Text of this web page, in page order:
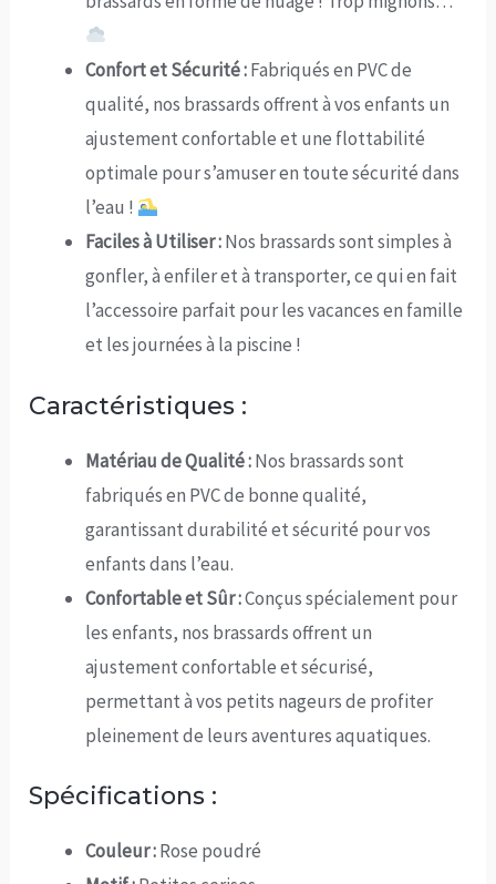
Confort et Sécurité :Fabriqués en PVC de
qualité, nos brassards offrent à vos enfants un
ajustement confortable et une flottabilité
optimale pour s’amuser en toute sécurité dans
l’eau !
Faciles à Utiliser :Nos brassards sont simples à
gonfler, à enfiler et à transporter, ce qui en fait
l’accessoire parfait pour les vacances en famille
et les journées à la piscine !
Caractéristiques :
Matériau de Qualité :Nos brassards sont
fabriqués en PVC de bonne qualité,
garantissant durabilité et sécurité pour vos
enfants dans l’eau.
Confortable et Sûr :Conçus spécialement pour
les enfants, nos brassards offrent un
ajustement confortable et sécurisé,
permettant à vos petits nageurs de profiter
pleinement de leurs aventures aquatiques.
Spécifications :
Couleur :Rose poudré